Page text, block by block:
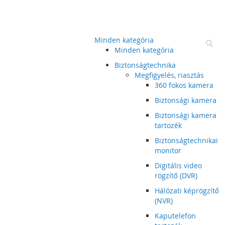
Minden kategória
Minden kategória
Biztonságtechnika
Megfigyelés, riasztás
360 fokos kamera
Biztonsági kamera
Biztonsági kamera
tartozék
Biztonságtechnikai
monitor
Digitális video
rögzítő (DVR)
Hálózati képrögzítő
(NVR)
Kaputelefon